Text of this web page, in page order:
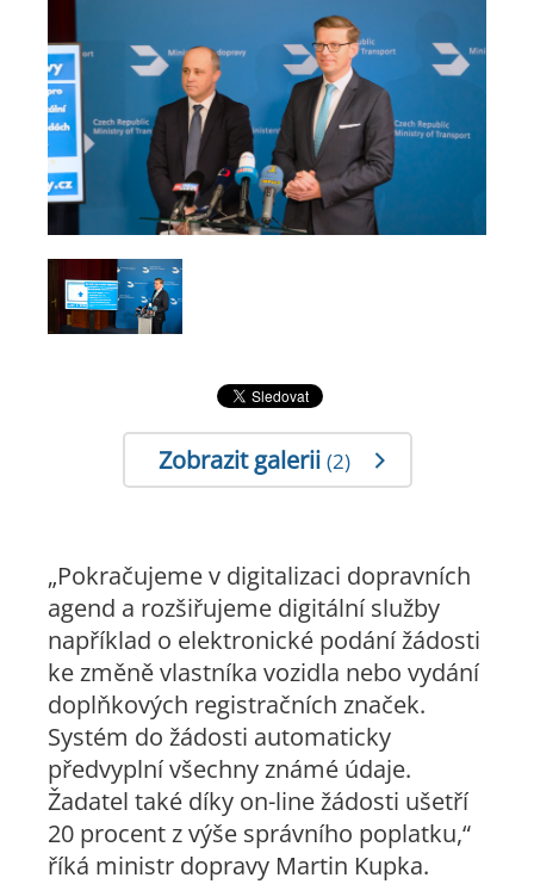
Zobrazit galerii (2)
„Pokračujeme v digitalizaci dopravních
agend a rozšiřujeme digitální služby
například o elektronické podání žádosti
ke změně vlastníka vozidla nebo vydání
doplňkových registračních značek.
Systém do žádosti automaticky
předvyplní všechny známé údaje.
Žadatel také díky on-line žádosti ušetří
20 procent z výše správního poplatku,“
říká ministr dopravy Martin Kupka.